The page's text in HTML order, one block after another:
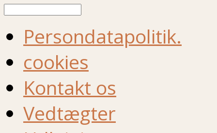
Persondatapolitik.
cookies
Kontakt os
Vedtægter